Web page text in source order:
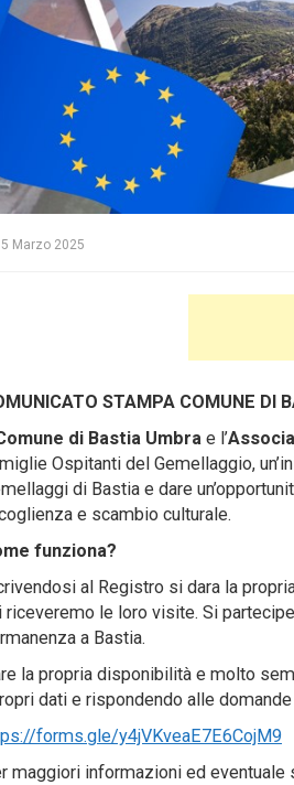
5 Marzo 2025
STAMPA COMUNE DI
di Bastia Umbra e l’
Ospitanti del Gemellaggio,
di Bastia e dare
e scambio culturale.
funziona?
al Registro si dara la
riceveremo le loro visite. Si
a Bastia.
la propria disponibilità e molto
dati e rispondendo alle
forms.gle/y4jVKveaE7E6CojM9
maggiori informazioni ed